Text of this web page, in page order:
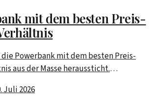
mit dem besten Preis-
Powerbank mit dem besten Preis-
aus der Masse heraussticht.
Juli 2026